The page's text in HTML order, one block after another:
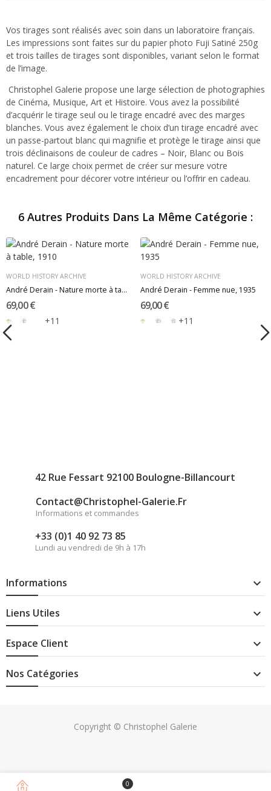
0
Vos tirages sont réalisés avec soin dans un laboratoire français.
Les impressions sont faites sur du papier photo Fuji Satiné 250g
et trois tailles de tirages sont disponibles, variant selon le format
de l’image.
Christophel Galerie propose une large sélection de photographies
de Cinéma, Musique, Art et Histoire. Vous avez la possibilité
d’acquérir le tirage seul ou le tirage encadré avec des marges
blanches. Vous avez également le choix d’un tirage encadré avec
un passe-partout blanc qui magnifie et protège le tirage ainsi que
trois déclinaisons de couleur de cadres – Noir, Blanc ou Bois
naturel. Ce large choix permet de créer sur mesure votre
encadrement pour décorer votre intérieur ou l’offrir en cadeau.
6 Autres Produits Dans La Même Catégorie :
WORLD HISTORY ARCHIVE
André Derain - Nature morte à table, 1910
69,00 €
+11
WORLD HISTORY ARCHIVE
André Derain - Femme nue, 1935
69,00 €
+11
42 Rue Fessart 92100 Boulogne-Billancourt
Contact@christophel-Galerie.fr
Informations et commandes
+33 (0)1 40 92 73 85
Lundi au vendredi de 9h à 17h
Informations 
Liens Utiles 
Espace Client 
Nos Catégories 
Copyright © Christophel Galerie